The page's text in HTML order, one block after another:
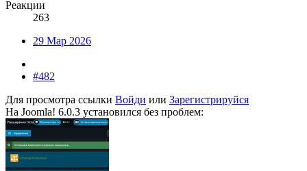
Реакции
263
29 Мар 2026
#482
Для просмотра ссылки Войди или Зарегистрируйся
На Joomla! 6.0.3 установился без проблем: